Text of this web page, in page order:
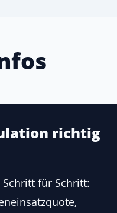
richtig
für Schritt: